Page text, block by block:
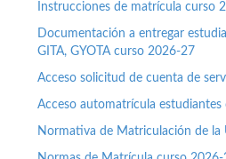
Instrucciones de matrícula curso
Documentación a entregar
GITA, GYOTA curso 2026-27
Acceso solicitud de cuenta de
Acceso automatrícula
Normativa de Matriculación de la